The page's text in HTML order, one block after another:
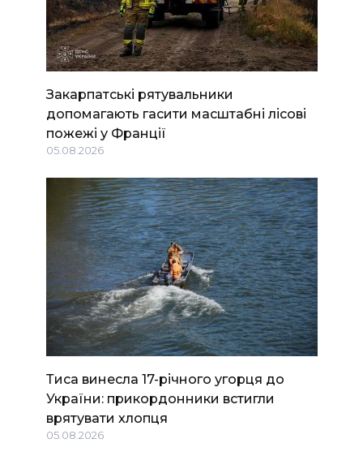
Закарпатські рятувальники
допомагають гасити масштабні лісові
пожежі у Франції
05.08.2026
Тиса винесла 17-річного угорця до
України: прикордонники встигли
врятувати хлопця
05.08.2026